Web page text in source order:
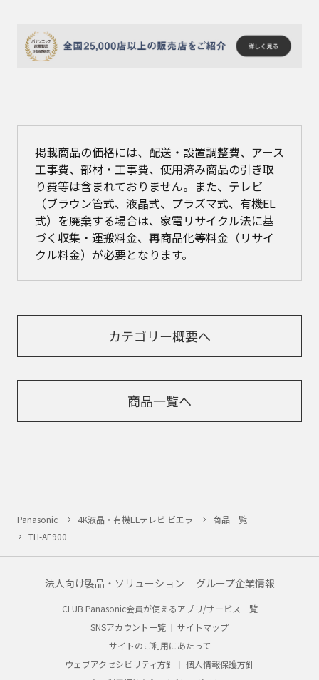
掲載商品の価格には、配送・設置調整費、アース
工事費、部材・工事費、使用済み商品の引き取
り費等は含まれておりません。また、テレビ
（ブラウン管式、液晶式、プラズマ式、有機EL
式）を廃棄する場合は、家電リサイクル法に基
づく収集・運搬料金、再商品化等料金（リサイ
クル料金）が必要となります。
カテゴリー概要へ
商品一覧へ
Panasonic 4K液晶・有機ELテレビ ビエラ
商品一覧
TH-AE900
法人向け製品・ソリューション グループ企業情報
CLUB Panasonic会員が使えるアプリ/サービス一覧
SNSアカウント一覧
サイトマップ
サイトのご利用にあたって
ウェブアクセシビリティ方針
個人情報保護方針